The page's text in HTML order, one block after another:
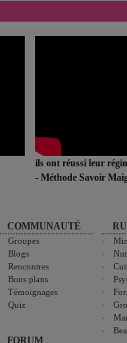
ils ont réussi leur
- Méthode Savoir
COMMUNAUTÉ
Groupes
Blogs
Rencontres
Bons plans
Témoignages
Quiz
FORUM